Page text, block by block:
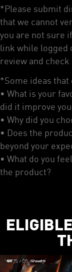
*Please submit
that we cannot
you are not sure
link while logged
review and check
*Some ideas
• What is your
did it improve
• Why did you
• Does the
beyond your
• What do you
the product?